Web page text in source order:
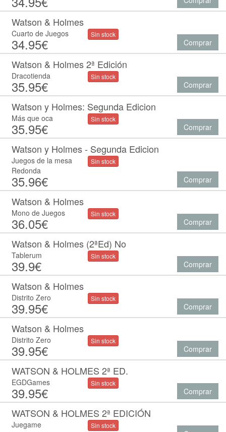
Watson & Holmes
Cuarto de Juegos
34.95€
Sin stock
Comprar
Watson & Holmes 2ª Edición
Dracotienda
35.95€
Sin stock
Comprar
Watson y Holmes: Segunda Edicion
Más que oca
35.95€
Sin stock
Comprar
Watson y Holmes - Segunda Edicion
Juegos de la mesa
Redonda
35.96€
Sin stock
Comprar
Watson & Holmes
Mono de Juegos
36.05€
Sin stock
Comprar
Watson & Holmes (2ªEd) No
Tablerum
39.9€
Sin stock
Comprar
Watson & Holmes
Distrito Zero
39.95€
Sin stock
Comprar
Watson & Holmes
Distrito Zero
39.95€
Sin stock
Comprar
WATSON & HOLMES 2ª ED.
EGDGames
39.95€
Sin stock
Comprar
WATSON & HOLMES 2ª EDICIÓN
Juegame Sin stock